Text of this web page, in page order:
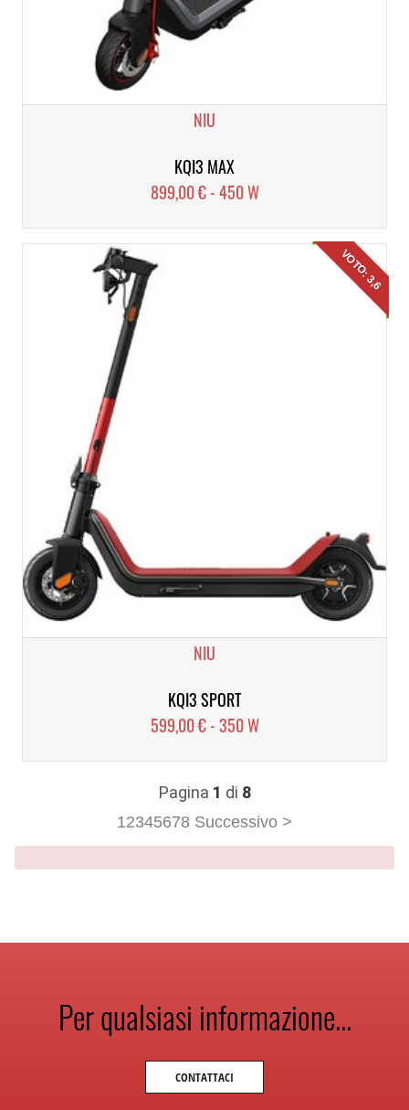
NIU
KQI3 MAX
899,00 € - 450 W
VOTO: 3,6
NIU
KQI3 SPORT
599,00 € - 350 W
Pagina 1 di 8
12345678 Successivo >
Per qualsiasi informazione...
CONTATTACI